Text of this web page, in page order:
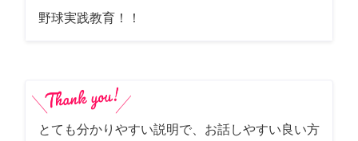
野球実践教育！！
とても分かりやすい説明で、お話しやすい良い方